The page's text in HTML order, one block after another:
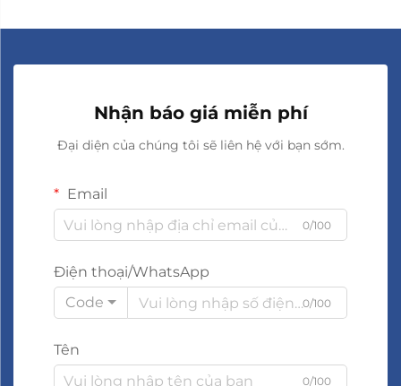
Nhận báo giá miễn phí
Đại diện của chúng tôi sẽ liên hệ với bạn sớm.
Email
0/100
Điện thoại/WhatsApp
Code
0/100
Tên
0/100